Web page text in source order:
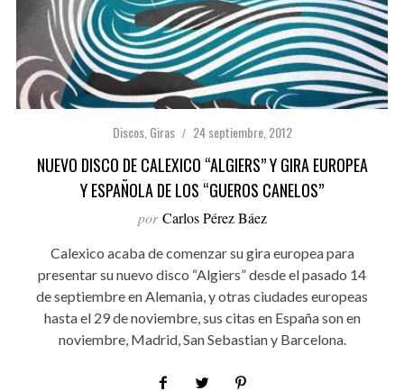
Discos, Giras 24 septiembre, 2012
NUEVO DISCO DE CALEXICO “ALGIERS” Y GIRA EUROPEA
Y ESPAÑOLA DE LOS “GUEROS CANELOS”
por Carlos Pérez Báez
Calexico acaba de comenzar su gira europea para
presentar su nuevo disco “Algiers” desde el pasado 14
de septiembre en Alemania, y otras ciudades europeas
hasta el 29 de noviembre, sus citas en España son en
noviembre, Madrid, San Sebastian y Barcelona.